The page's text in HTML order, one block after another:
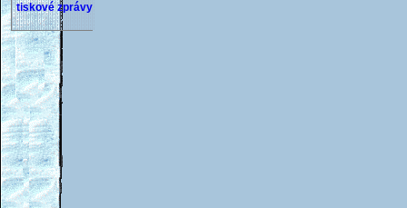
tiskové zprávy